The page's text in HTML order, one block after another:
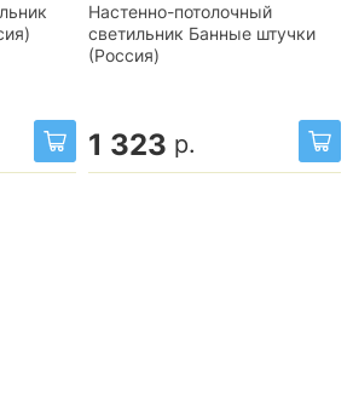
Настенно-потолочный
светильник Банные штучки
(Россия)
1 323 р.